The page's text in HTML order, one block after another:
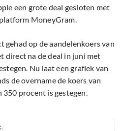
een grote deal gesloten met
MoneyGram.
gehad op de aandelenkoers van
direct na de deal in juni met
Nu laat een grafiek van
de overname de koers van
350 procent is gestegen.